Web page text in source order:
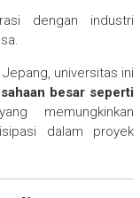
dengan industri
universitas ini
besar seperti
memungkinkan
dalam proyek